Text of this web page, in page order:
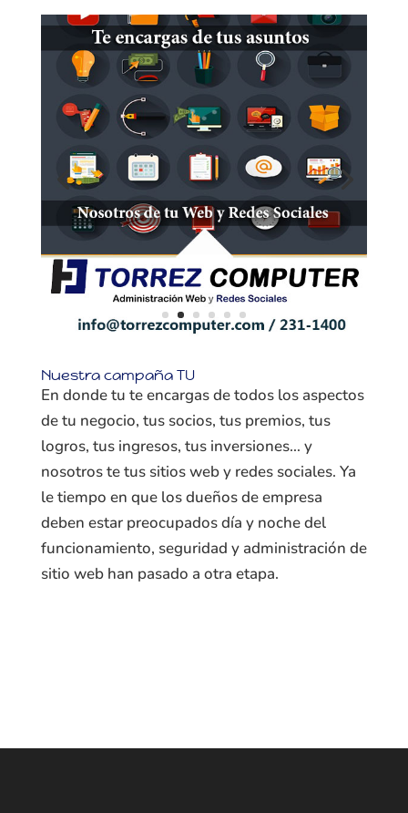
Nuestra campaña TU
En donde tu te encargas de todos los aspectos
de tu negocio, tus socios, tus premios, tus
logros, tus ingresos, tus inversiones… y
nosotros te tus sitios web y redes sociales. Ya
le tiempo en que los dueños de empresa
deben estar preocupados día y noche del
funcionamiento, seguridad y administración de
sitio web han pasado a otra etapa.